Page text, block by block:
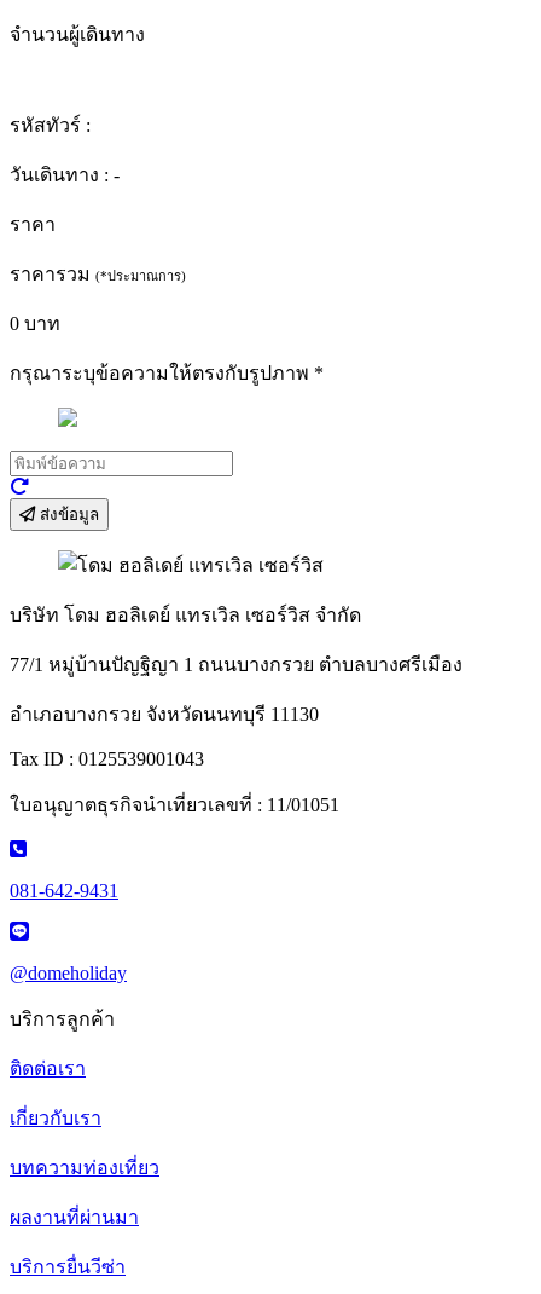
จำนวนผู้เดินทาง
รหัสทัวร์ :
วันเดินทาง : -
ราคา
ราคารวม (*ประมาณการ)
0 บาท
กรุณาระบุข้อความให้ตรงกับรูปภาพ *
ส่งข้อมูล
บริษัท โดม ฮอลิเดย์ แทรเวิล เซอร์วิส จำกัด
77/1 หมู่บ้านปัญฐิญา 1 ถนนบางกรวย ตำบลบางศรีเมือง
อำเภอบางกรวย จังหวัดนนทบุรี 11130
Tax ID : 0125539001043
ใบอนุญาตธุรกิจนำเที่ยวเลขที่ : 11/01051
081-642-9431
@domeholiday
บริการลูกค้า
ติดต่อเรา
เกี่ยวกับเรา
บทความท่องเที่ยว
ผลงานที่ผ่านมา
บริการยื่นวีซ่า